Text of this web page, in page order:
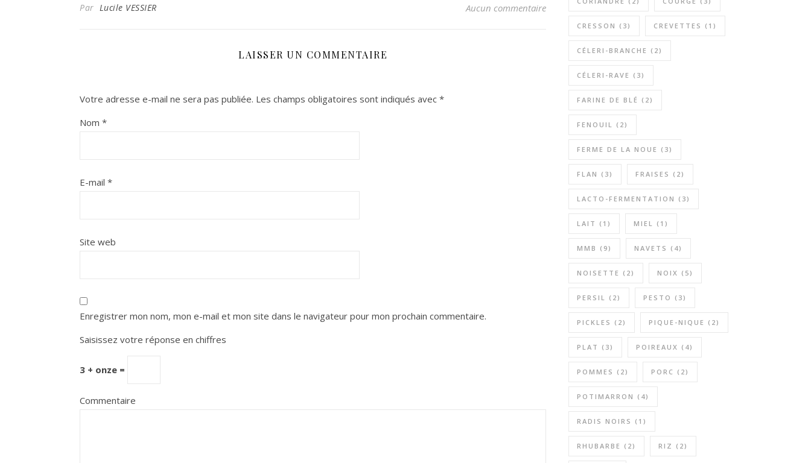
Par Lucile VESSIER Aucun commentaire
LAISSER UN COMMENTAIRE
Votre adresse e-mail ne sera pas publiée. Les champs obligatoires sont indiqués avec *
Nom *
E-mail *
Site web
Enregistrer mon nom, mon e-mail et mon site dans le navigateur pour mon prochain commentaire.
Saisissez votre réponse en chiffres
3 + onze =
Commentaire
CRESSON (3) CREVETTES (1)
CÉLERI-BRANCHE (2)
CÉLERI-RAVE (3)
FARINE DE BLÉ (2)
FENOUIL (2)
FERME DE LA NOUE (3)
FLAN (3) FRAISES (2)
LACTO-FERMENTATION (3)
LAIT (1) MIEL (1)
MMB (9) NAVETS (4)
NOISETTE (2) NOIX (5)
PERSIL (2) PESTO (3)
PICKLES (2) PIQUE-NIQUE (2)
PLAT (3) POIREAUX (4)
POMMES (2) PORC (2)
POTIMARRON (4)
RADIS NOIRS (1)
RHUBARBE (2) RIZ (2)